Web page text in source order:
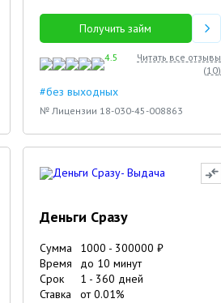
Получить займ
4.5
Читать все отзывы
(10)
#без выходных
№ Лицензии 18-030-45-008863
Деньги Сразу
Сумма 1000 - 300000 ₽
Время
до 10 минут
Срок
1 - 360 дней
Ставка
от0.01%